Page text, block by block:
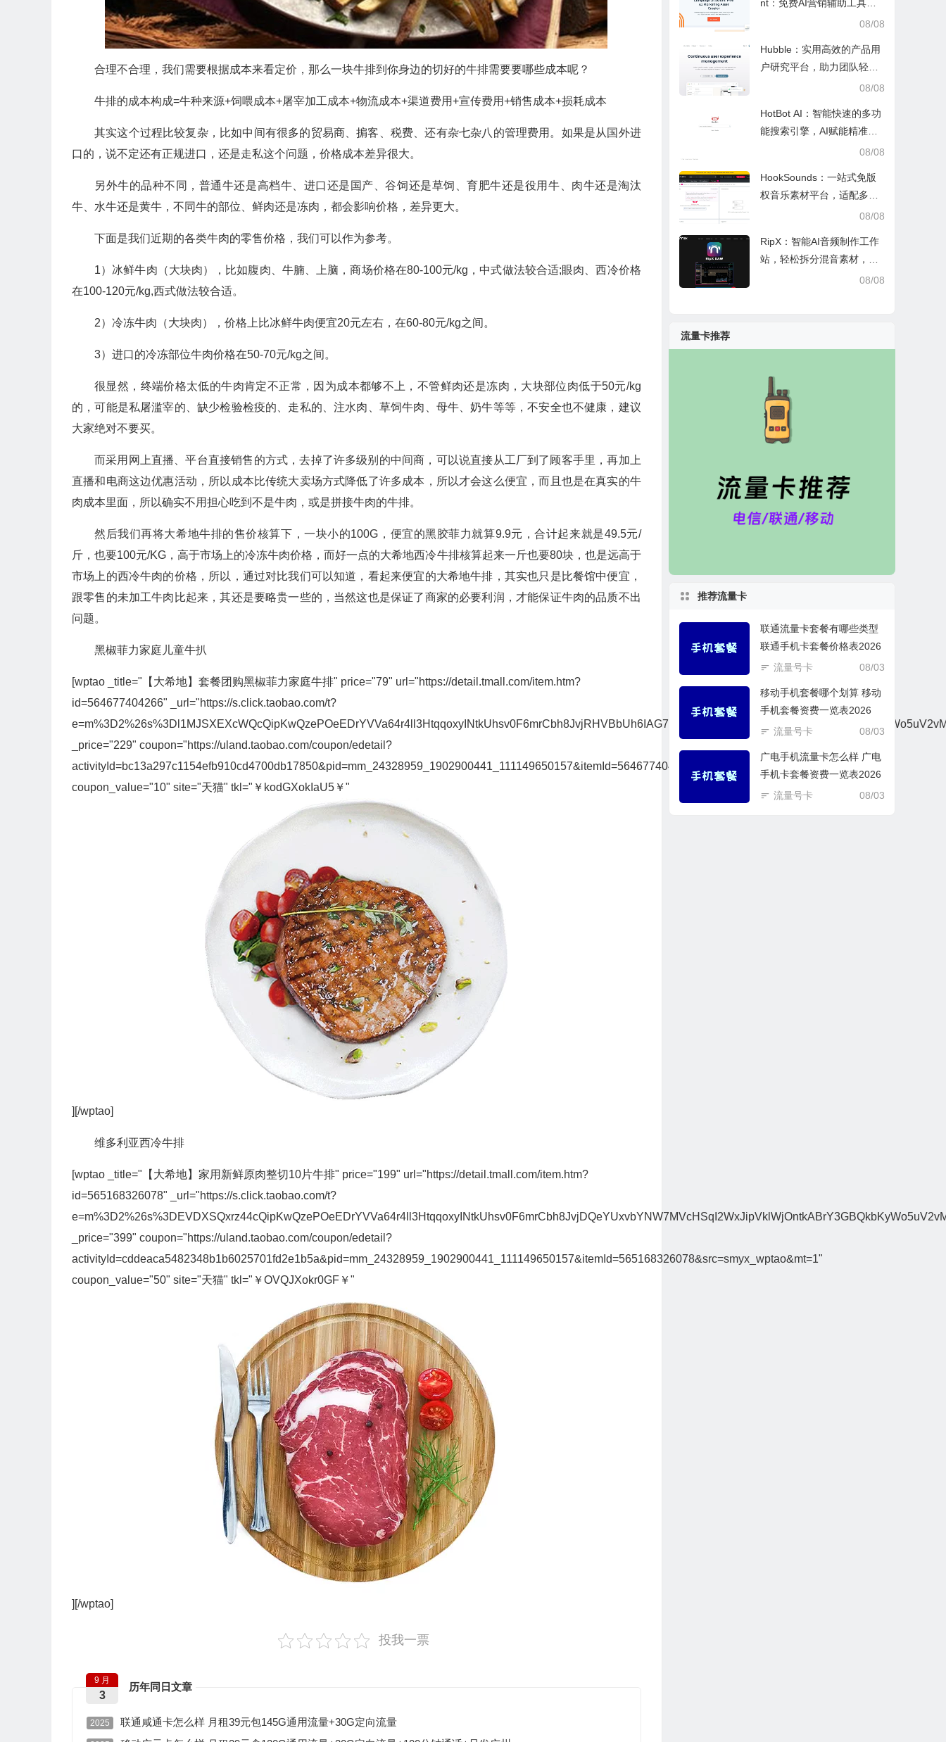
合理不合理，我们需要根据成本来看定价，那么一块牛排到你身边的切好的牛排需要要哪些成本呢？
牛排的成本构成=牛种来源+饲喂成本+屠宰加工成本+物流成本+渠道费用+宣传费用+销售成本+损耗成本
其实这个过程比较复杂，比如中间有很多的贸易商、掮客、税费、还有杂七杂八的管理费用。如果是从国外进
口的，说不定还有正规进口，还是走私这个问题，价格成本差异很大。
另外牛的品种不同，普通牛还是高档牛、进口还是国产、谷饲还是草饲、育肥牛还是役用牛、肉牛还是淘汰
牛、水牛还是黄牛，不同牛的部位、鲜肉还是冻肉，都会影响价格，差异更大。
下面是我们近期的各类牛肉的零售价格，我们可以作为参考。
1）冰鲜牛肉（大块肉），比如腹肉、牛腩、上脑，商场价格在80-100元/kg，中式做法较合适;眼肉、西冷价格
在100-120元/kg,西式做法较合适。
2）冷冻牛肉（大块肉），价格上比冰鲜牛肉便宜20元左右，在60-80元/kg之间。
3）进口的冷冻部位牛肉价格在50-70元/kg之间。
很显然，终端价格太低的牛肉肯定不正常，因为成本都够不上，不管鲜肉还是冻肉，大块部位肉低于50元/kg
的，可能是私屠滥宰的、缺少检验检疫的、走私的、注水肉、草饲牛肉、母牛、奶牛等等，不安全也不健康，建议
大家绝对不要买。
而采用网上直播、平台直接销售的方式，去掉了许多级别的中间商，可以说直接从工厂到了顾客手里，再加上
直播和电商这边优惠活动，所以成本比传统大卖场方式降低了许多成本，所以才会这么便宜，而且也是在真实的牛
肉成本里面，所以确实不用担心吃到不是牛肉，或是拼接牛肉的牛排。
然后我们再将大希地牛排的售价核算下，一块小的100G，便宜的黑胶菲力就算9.9元，合计起来就是49.5元/
斤，也要100元/KG，高于市场上的冷冻牛肉价格，而好一点的大希地西冷牛排核算起来一斤也要80块，也是远高于
市场上的西冷牛肉的价格，所以，通过对比我们可以知道，看起来便宜的大希地牛排，其实也只是比餐馆中便宜，
跟零售的未加工牛肉比起来，其还是要略贵一些的，当然这也是保证了商家的必要利润，才能保证牛肉的品质不出
问题。
黑椒菲力家庭儿童牛扒
[wptao _title="【大希地】套餐团购黑椒菲力家庭牛排" price="79" url="https://detail.tmall.com/item.htm?
id=564677404266" _url="https://s.click.taobao.com/t?
_price="229" coupon="https://uland.taobao.com/coupon/edetail?
activityId=bc13a297c1154efb910cd4700db17850&pid=mm_24328959_1902900441_111149650157&itemId=564677404266&src=smyx_wptao&mt=1"
coupon_value="10" site="天猫" tkl="￥kodGXokIaU5￥"
][/wptao]
维多利亚西冷牛排
[wptao _title="【大希地】家用新鲜原肉整切10片牛排" price="199" url="https://detail.tmall.com/item.htm?
id=565168326078" _url="https://s.click.taobao.com/t?
_price="399" coupon="https://uland.taobao.com/coupon/edetail?
activityId=cddeaca5482348b1b6025701fd2e1b5a&pid=mm_24328959_1902900441_111149650157&itemId=565168326078&src=smyx_wptao&mt=1"
coupon_value="50" site="天猫" tkl="￥OVQJXokr0GF￥"
][/wptao]
投我一票
历年同日文章
9 月
3
2025 联通咸通卡怎么样 月租39元包145G通用流量+30G定向流量
nt：免费AI营销辅助工具，
快速写文案提效优化营销工
08/08
Hubble：实用高效的产品用
户研究平台，助力团队轻松
08/08
HotBot AI：智能快速的多功
能搜索引擎，AI赋能精准检
08/08
HookSounds：一站式免版
权音乐素材平台，适配多场
08/08
RipX：智能AI音频制作工作
站，轻松拆分混音素材，助
08/08
流量卡推荐
推荐流量卡
联通流量卡套餐有哪些类型
联通手机卡套餐价格表2026
08/03
流量号卡
移动手机套餐哪个划算 移动
手机套餐资费一览表2026
08/03
流量号卡
广电手机流量卡怎么样 广电
手机卡套餐资费一览表2026
08/03
流量号卡